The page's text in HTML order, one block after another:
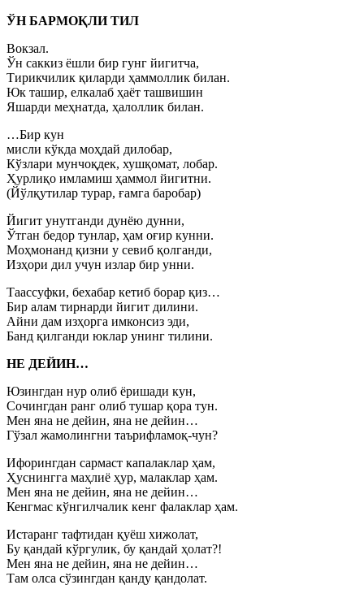
ЎН БАРМОҚЛИ ТИЛ
Вокзал.
Ўн саккиз ёшли бир гунг йигитча,
Тирикчилик қиларди ҳаммоллик билан.
Юк ташир, елкалаб ҳаёт ташвишин
Яшарди меҳнатда, ҳалоллик билан.
…Бир кун
мисли кўкда моҳдай дилобар,
Кўзлари мунчоқдек, хушқомат, лобар.
Ҳурлиқо имламиш ҳаммол йигитни.
(Йўлқутилар турар, ғамга баробар)
Йигит унутганди дунёю дунни,
Ўтган бедор тунлар, ҳам оғир кунни.
Моҳмонанд қизни у севиб қолганди,
Изҳори дил учун излар бир унни.
Таассуфки, бехабар кетиб борар қиз…
Бир алам тирнарди йигит дилини.
Айни дам изҳорга имконсиз эди,
Банд қилганди юклар унинг тилини.
НЕ ДЕЙИН…
Юзингдан нур олиб ёришади кун,
Сочингдан ранг олиб тушар қора тун.
Мен яна не дейин, яна не дейин…
Гўзал жамолингни таърифламоқ-чун?
Ифорингдан сармаст капалаклар ҳам,
Ҳуснингга маҳлиё ҳур, малаклар ҳам.
Мен яна не дейин, яна не дейин…
Кенгмас кўнгилчалик кенг фалаклар ҳам.
Истаранг тафтидан қуёш хижолат,
Бу қандай кўргулик, бу қандай ҳолат?!
Мен яна не дейин, яна не дейин…
Там олса сўзингдан қанду қандолат.